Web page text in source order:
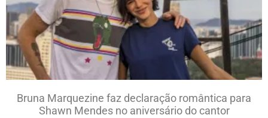
Bruna Marquezine faz declaração romântica para
Shawn Mendes no aniversário do cantor